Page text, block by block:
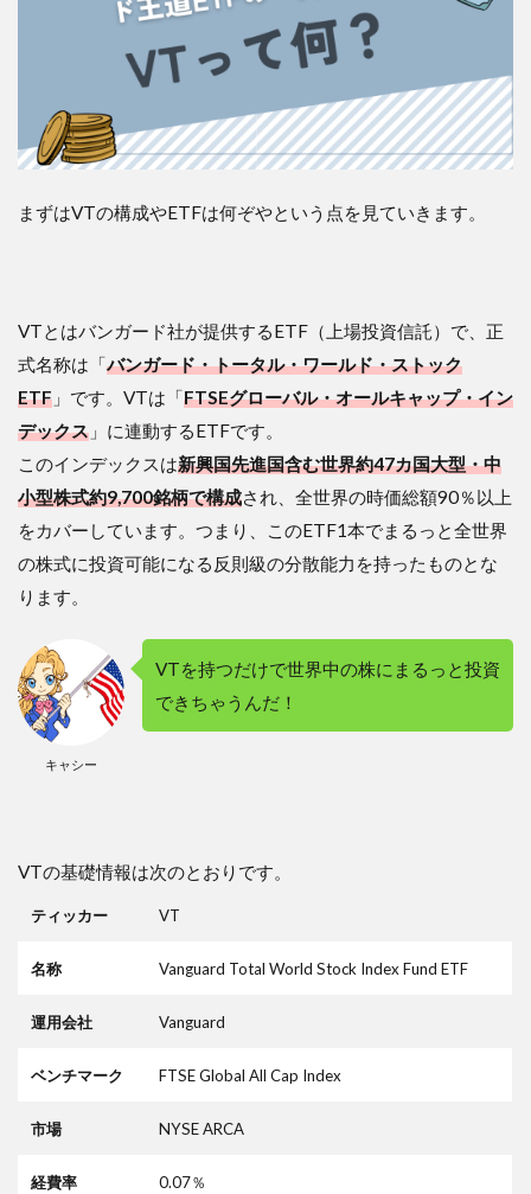
5.2
２．
投資
では
5.3
分配
金の
資が
手間
5.4
４．
課税
それ
を取
り返
が面
持って
けでプ
資家に
ゃうか
も！？
7
と
め
8
まずはVTの構成やETFは何ぞやという点を見ていきます。
VTとはバンガード社が提供するETF（上場投資信託）で、正
式名称は「バンガード・トータル・ワールド・ストック
ETF 」です。VTは「FTSEグローバル・オールキャップ・イン
デックス 」に連動するETFです。
このインデックスは新興国先進国含む世界約47カ国大型・中
小型株式約9,700銘柄で構成され、全世界の時価総額90％以上
をカバーしています。つまり、このETF1本でまるっと全世界
の株式に投資可能になる反則級の分散能力を持ったものとな
ります。
キャシー
VTを持つだけで世界中の株にまるっと投資
できちゃうんだ！
VTの基礎情報は次のとおりです。
ティッカー VT
名称 Vanguard Total World Stock Index Fund ETF
運用会社 Vanguard
ベンチマーク FTSE Global All Cap Index
市場 NYSE ARCA
経費率 0.07％